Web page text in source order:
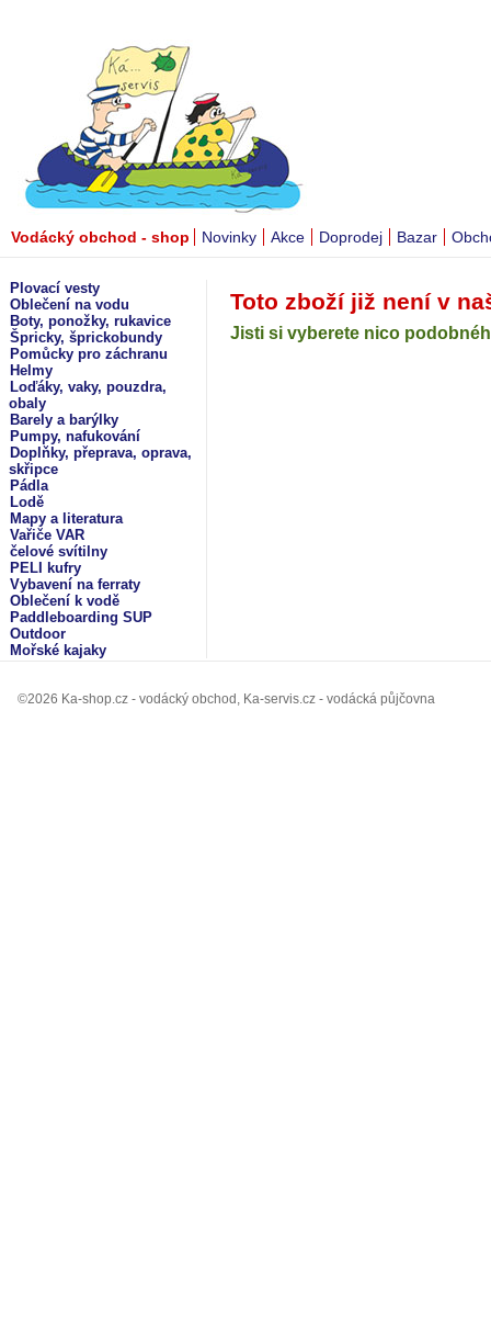
Vodácký obchod - shop Novinky Akce Doprodej Bazar
Plovací vesty
Oblečení na vodu
Boty, ponožky, rukavice
Špricky, šprickobundy
Pomůcky pro záchranu
Helmy
Loďáky, vaky, pouzdra,
obaly
Barely a barýlky
Pumpy, nafukování
Doplňky, přeprava, oprava,
skřipce
Pádla
Lodě
Mapy a literatura
Vařiče VAR
čelové svítilny
PELI kufry
Vybavení na ferraty
Oblečení k vodě
Paddleboarding SUP
Outdoor
Mořské kajaky
Toto zboží již není v
Jisti si vyberete nico
©2026 Ka-shop.cz - vodácký obchod, Ka-servis.cz - vodácká půjčovna